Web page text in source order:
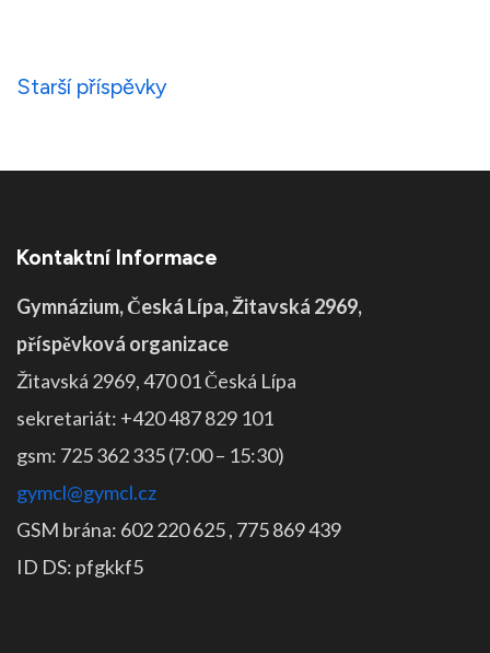
Navigace
Starší příspěvky
Kontaktní Informace
Gymnázium, Česká Lípa, Žitavská 2969,
příspěvková organizace
Žitavská 2969, 470 01 Česká Lípa
sekretariát: +420 487 829 101
gsm: 725 362 335 (7:00 – 15:30)
gymcl@gymcl.cz
GSM brána: 602 220 625 , 775 869 439
ID DS: pfgkkf5